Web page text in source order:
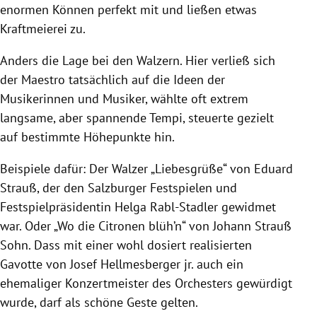
enormen Können perfekt mit und ließen etwas
Kraftmeierei zu.
Anders die Lage bei den Walzern. Hier verließ sich
der Maestro tatsächlich auf die Ideen der
Musikerinnen und Musiker, wählte oft extrem
langsame, aber spannende Tempi, steuerte gezielt
auf bestimmte Höhepunkte hin.
Beispiele dafür: Der Walzer „Liebesgrüße“ von Eduard
Strauß, der den Salzburger Festspielen und
Festspielpräsidentin Helga Rabl-Stadler gewidmet
war. Oder „Wo die Citronen blüh’n“ vonJohann Strauß
Sohn. Dass mit einer wohl dosiert realisierten
Gavotte vonJosef Hellmesberger jr. auch ein
ehemaliger Konzertmeister des Orchesters gewürdigt
wurde, darf als schöne Geste gelten.